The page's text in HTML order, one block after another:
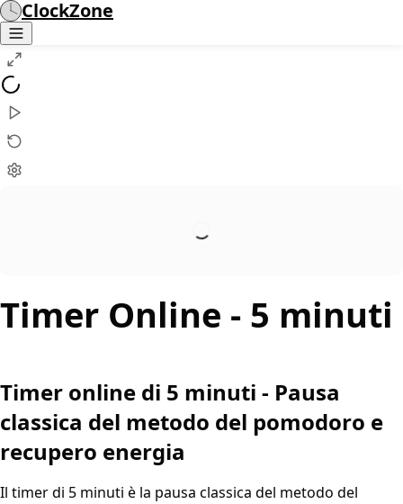
ClockZone
Timer Online - 5 minuti
Timer online di 5 minuti - Pausa
classica del metodo del pomodoro e
recupero energia
Il timer di 5 minuti è la pausa classica del metodo del